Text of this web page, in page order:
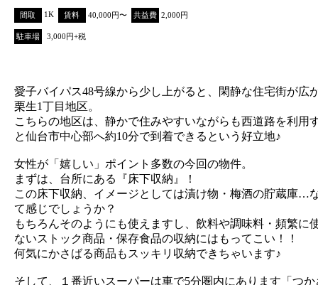
間取 1K 賃料 40,000円〜 共益費 2,000円
駐車場 3,000円+税
愛子バイパス48号線から少し上がると、閑静な住宅街が広
栗生1丁目地区。
こちらの地区は、静かで住みやすいながらも西道路を利用
と仙台市中心部へ約10分で到着できるという好立地♪
女性が「嬉しい」ポイント多数の今回の物件。
まずは、台所にある『床下収納』！
この床下収納、イメージとしては漬け物・梅酒の貯蔵庫…
て感じでしょうか？
もちろんそのようにも使えますし、飲料や調味料・頻繁に
ないストック商品・保存食品の収納にはもってこい！！
何気にかさばる商品もスッキリ収納できちゃいます♪
そして、１番近いスーパーは車で5分圏内にあります「つか